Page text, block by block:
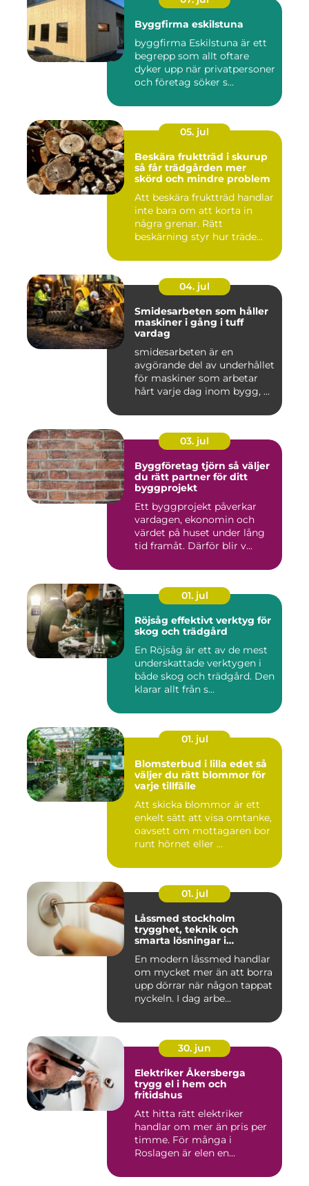
Byggfirma eskilstuna
byggfirma Eskilstuna är ett
begrepp som allt oftare
dyker upp när privatpersoner
och företag söker s...
05. jul
Beskära fruktträd i skurup
så får trädgården mer
skörd och mindre problem
Att beskära fruktträd handlar
inte bara om att korta in
några grenar. Rätt
beskärning styr hur träde...
04. jul
Smidesarbeten som håller
maskiner i gång i tuff
vardag
smidesarbeten är en
avgörande del av underhållet
för maskiner som arbetar
hårt varje dag inom bygg, ...
03. jul
Byggföretag tjörn så väljer
du rätt partner för ditt
byggprojekt
Ett byggprojekt påverkar
vardagen, ekonomin och
värdet på huset under lång
tid framåt. Därför blir v...
01. jul
Röjsåg effektivt verktyg för
skog och trädgård
En Röjsåg är ett av de mest
underskattade verktygen i
både skog och trädgård. Den
klarar allt från s...
01. jul
Blomsterbud i lilla edet så
väljer du rätt blommor för
varje tillfälle
Att skicka blommor är ett
enkelt sätt att visa omtanke,
oavsett om mottagaren bor
runt hörnet eller ...
01. jul
Låssmed stockholm
trygghet, teknik och
smarta lösningar i
En modern låssmed handlar
om mycket mer än att borra
upp dörrar när någon tappat
nyckeln. I dag arbe...
30. jun
Elektriker Åkersberga
trygg el i hem och
fritidshus
Att hitta rätt elektriker
handlar om mer än pris per
timme. För många i
Roslagen är elen en